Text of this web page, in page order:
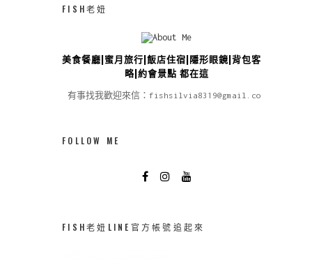
FISH老妞
美食餐廳|蜜月旅行|飯店住宿|隱形眼鏡|背包客攻
略|約會景點 都在這
有事找我歡迎來信：fishsilvia8319@gmail.com
FOLLOW ME
FISH老妞LINE官方帳號追起來